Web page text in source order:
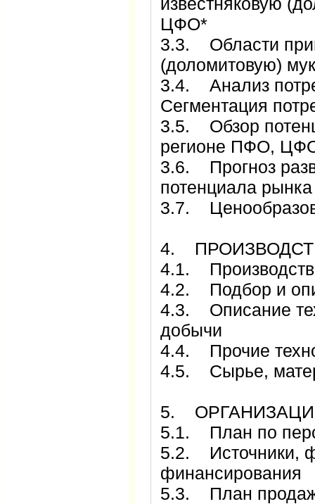
известняковую
ЦФО*
3.3. Области
(доломитовую)
3.4. Анализ
Сегментация
3.5. Обзор
регионе ПФО,
3.6. Прогноз
потенциала
3.7.
4.
4.1.
4.2. Подбор и
4.3. Описание
добычи
4.4. Прочие
4.5. Сырье,
5.
5.1. План по
5.2. Источники,
финансирования
5.3. План